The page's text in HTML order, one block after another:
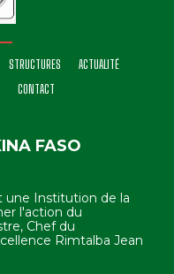
STRUCTURES
ACTUALITÉ
CONTACT
FASO
une Institution de la
l'action du
Chef du
Rimtalba Jean